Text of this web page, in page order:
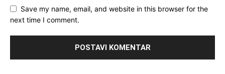
Save my name, email, and website in this browser for the
next time I comment.